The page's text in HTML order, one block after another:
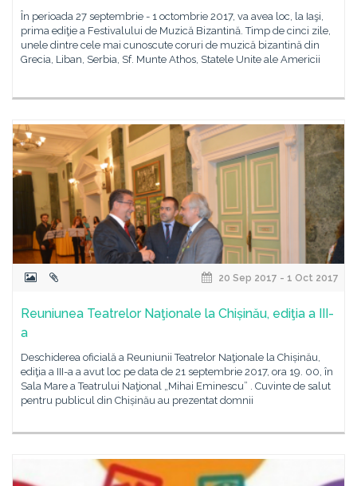
În perioada 27 septembrie - 1 octombrie 2017, va avea loc, la Iaşi,
prima ediţie a Festivalului de Muzică Bizantină. Timp de cinci zile,
unele dintre cele mai cunoscute coruri de muzică bizantină din
Grecia, Liban, Serbia, Sf. Munte Athos, Statele Unite ale Americii
20 Sep 2017 - 1 Oct 2017
Reuniunea Teatrelor Naţionale la Chișinău, ediţia a III-
a
Deschiderea oficială a Reuniunii Teatrelor Naţionale la Chișinău,
ediţia a III-a a avut loc pe data de 21 septembrie 2017, ora 19. 00, în
Sala Mare a Teatrului Naţional „Mihai Eminescu” . Cuvinte de salut
pentru publicul din Chișinău au prezentat domnii